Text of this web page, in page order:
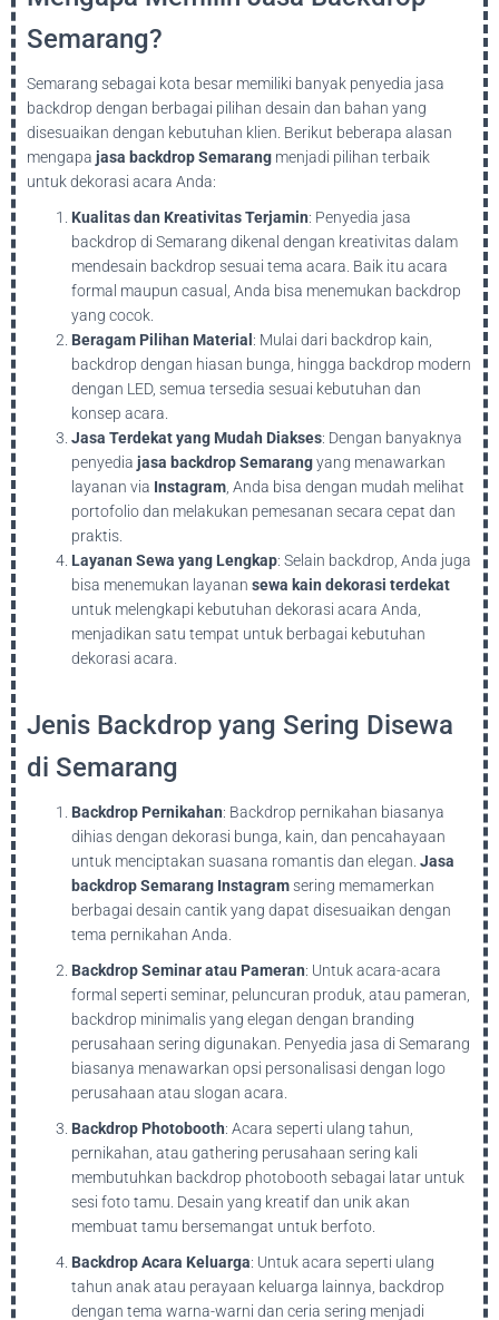
Semarang?
Semarang sebagai kota besar memiliki banyak penyedia jasa
backdrop dengan berbagai pilihan desain dan bahan yang
disesuaikan dengan kebutuhan klien. Berikut beberapa alasan
mengapa jasa backdrop Semarang menjadi pilihan terbaik
untuk dekorasi acara Anda:
Kualitas dan Kreativitas Terjamin: Penyedia jasa
backdrop di Semarang dikenal dengan kreativitas dalam
mendesain backdrop sesuai tema acara. Baik itu acara
formal maupun casual, Anda bisa menemukan backdrop
yang cocok.
Beragam Pilihan Material : Mulai dari backdrop kain,
backdrop dengan hiasan bunga, hingga backdrop modern
dengan LED, semua tersedia sesuai kebutuhan dan
konsep acara.
Jasa Terdekat yang Mudah Diakses: Dengan banyaknya
penyedia jasa backdrop Semarangyang menawarkan
layanan via Instagram , Anda bisa dengan mudah melihat
portofolio dan melakukan pemesanan secara cepat dan
praktis.
Layanan Sewa yang Lengkap: Selain backdrop, Anda juga
bisa menemukan layanan sewa kain dekorasi terdekat
untuk melengkapi kebutuhan dekorasi acara Anda,
menjadikan satu tempat untuk berbagai kebutuhan
dekorasi acara.
Jenis Backdrop yang Sering Disewa
di Semarang
Backdrop Pernikahan: Backdrop pernikahan biasanya
dihias dengan dekorasi bunga, kain, dan pencahayaan
untuk menciptakan suasana romantis dan elegan. Jasa
backdrop Semarang Instagramsering memamerkan
berbagai desain cantik yang dapat disesuaikan dengan
tema pernikahan Anda.
Backdrop Seminar atau Pameran: Untuk acara-acara
formal seperti seminar, peluncuran produk, atau pameran,
backdrop minimalis yang elegan dengan branding
perusahaan sering digunakan. Penyedia jasa di Semarang
biasanya menawarkan opsi personalisasi dengan logo
perusahaan atau slogan acara.
Backdrop Photobooth: Acara seperti ulang tahun,
pernikahan, atau gathering perusahaan sering kali
membutuhkan backdrop photobooth sebagai latar untuk
sesi foto tamu. Desain yang kreatif dan unik akan
membuat tamu bersemangat untuk berfoto.
Backdrop Acara Keluarga: Untuk acara seperti ulang
tahun anak atau perayaan keluarga lainnya, backdrop
dengan tema warna-warni dan ceria sering menjadi